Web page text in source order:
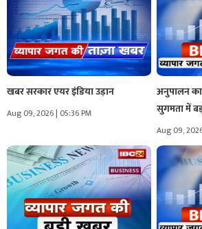
खबर सरकार एयर इंडिया उड़ान
Aug 09, 2026 | 05:36 PM
अनुपालन
सुगमता में
Aug 09,